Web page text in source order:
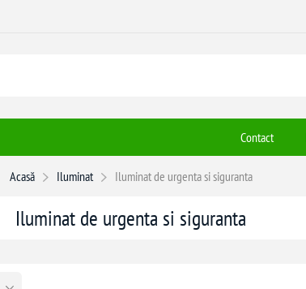
Contact
Acasă Iluminat Iluminat de urgenta si siguranta
Iluminat de urgenta si siguranta